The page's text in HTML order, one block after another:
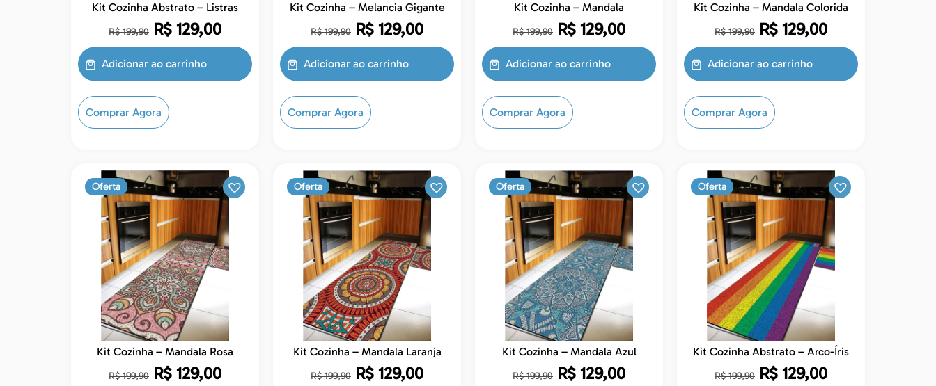
Kit Cozinha Abstrato – Listras
R$199,90 R$ 129,00
Adicionar ao carrinho
Comprar Agora
Kit Cozinha – Melancia Gigante
R$199,90 R$ 129,00
Adicionar ao carrinho
Comprar Agora
Kit Cozinha – Mandala
R$199,90 R$ 129,00
Adicionar ao carrinho
Comprar Agora
Kit Cozinha – Mandala Colorida
R$199,90 R$ 129,00
Adicionar ao carrinho
Comprar Agora
Oferta
Kit Cozinha – Mandala Rosa
R$199,90 R$ 129,00
Oferta
Kit Cozinha – Mandala Laranja
R$199,90 R$ 129,00
Oferta
Kit Cozinha – Mandala Azul
R$199,90 R$ 129,00
Oferta
Kit Cozinha Abstrato – Arco-Íris
R$199,90 R$ 129,00